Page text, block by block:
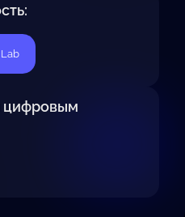
цифровым